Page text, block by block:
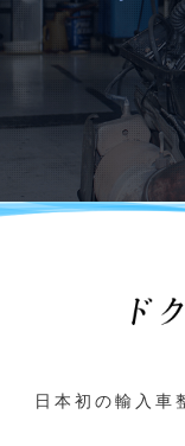
日本初の輸入車